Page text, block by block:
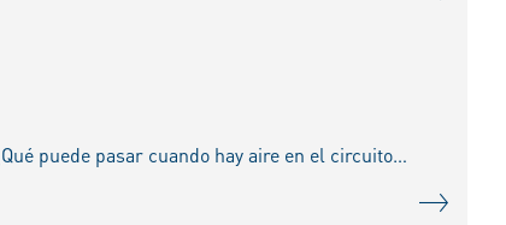
¿Por qué debe purgarse el aire del sistema de refrigeración al sustituir la bomba de agua? ¿Qué puede pasar cuando hay aire en el circuito de refrigeración? ¿Cómo se generan los puntos c